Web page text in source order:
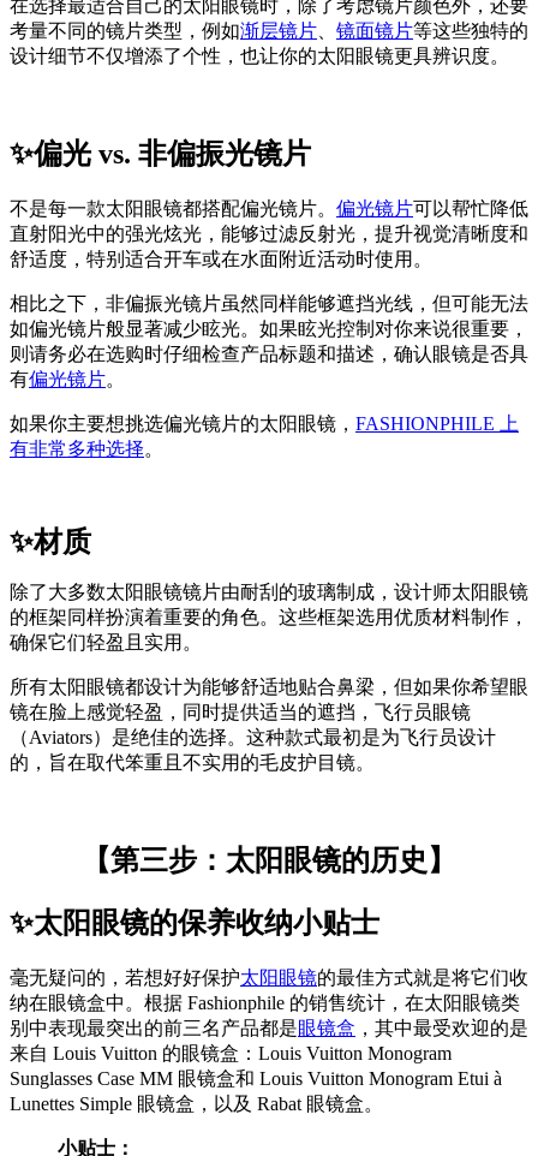
在选择最适合自己的太阳眼镜时，除了考虑镜片颜色外，还要
考量不同的镜片类型，例如渐层镜片 镜面镜片等这些独特的
设计细节不仅增添了个性，也让你的太阳眼镜更具辨识度。
✨偏光 vs. 非偏振光镜片
不是每一款太阳眼镜都搭配偏光镜片。 偏光镜片可以帮忙降低
直射阳光中的强光炫光，能够过滤反射光，提升视觉清晰度和
舒适度，特别适合开车或在水面附近活动时使用。
相比之下，非偏振光镜片虽然同样能够遮挡光线，但可能无法
如偏光镜片般显著减少眩光。如果眩光控制对你来说很重要，
则请务必在选购时仔细检查产品标题和描述，确认眼镜是否具
有偏光镜片。
如果你主要想挑选偏光镜片的太阳眼镜， FASHIONPHILE 上
有非常多种选择。
✨材质
除了大多数太阳眼镜镜片由耐刮的玻璃制成，设计师太阳眼镜
的框架同样扮演着重要的角色。这些框架选用优质材料制作，
确保它们轻盈且实用。
所有太阳眼镜都设计为能够舒适地贴合鼻梁，但如果你希望眼
镜在脸上感觉轻盈，同时提供适当的遮挡，飞行员眼镜
（Aviators）是绝佳的选择。这种款式最初是为飞行员设计
的，旨在取代笨重且不实用的毛皮护目镜。
【第三步：太阳眼镜的历史】
✨太阳眼镜的保养收纳小贴士
毫无疑问的，若想好好保护太阳眼镜的最佳方式就是将它们收
纳在眼镜盒中。根据 Fashionphile 的销售统计，在太阳眼镜类
别中表现最突出的前三名产品都是眼镜盒 ，其中最受欢迎的是
来自 Louis Vuitton 的眼镜盒：Louis Vuitton Monogram
Sunglasses Case MM 眼镜盒和 Louis Vuitton Monogram Etui à
Lunettes Simple 眼镜盒，以及 Rabat 眼镜盒。
小贴士：